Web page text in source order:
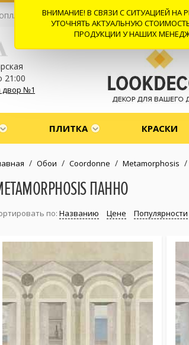
ОПЛАТА И ДОСТАВКА СОТРУДНИЧЕСТВО КОНТАКТЫ
21:00
двор №1
ПЛИТКА КРАСКИ
/ Обои / Coordonne / Metamorphosis /
ПАННО
по: Названию Цене Популярности
ВНИМАНИЕ! В СВЯЗИ С СИТУАЦИЕЙ НА
УТОЧНЯТЬ АКТУАЛЬНУЮ
ПРОДУКЦИИ У НАШИХ